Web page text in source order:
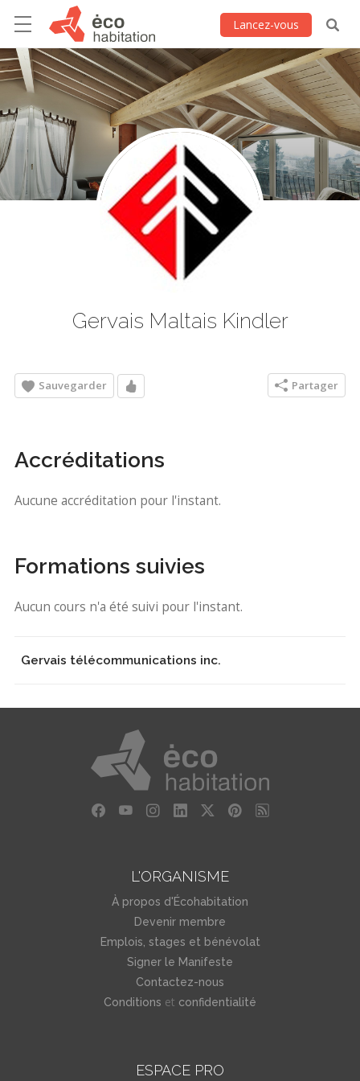
Lancez-vous
Gervais Maltais Kindler
Sauvegarder Partager
Accréditations
Aucune accréditation pour l'instant.
Formations suivies
Aucun cours n'a été suivi pour l'instant.
Gervais télécommunications inc.
L'ORGANISME
À propos d'Écohabitation
Devenir membre
Emplois, stages et bénévolat
Signer le Manifeste
Contactez-nous
Conditions et confidentialité
ESPACE PRO